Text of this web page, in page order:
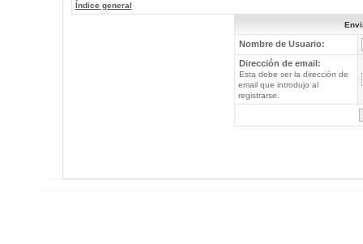
Índice general
Nombre de Usuario:
Dirección de email:
Esta debe ser la dirección de
email que introdujo al
registrarse.